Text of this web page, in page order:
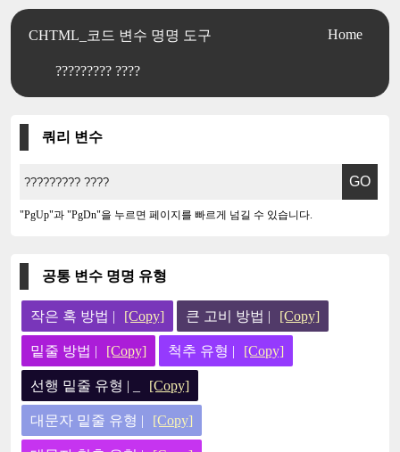
CHTML_코드 변수 명명 도구
????????? ????
Home
쿼리 변수
"PgUp"과 "PgDn"을 누르면 페이지를 빠르게 넘길 수 있습니다.
공통 변수 명명 유형
작은 혹 방법 | [Copy] 큰 고비 방법 | [Copy]
밑줄 방법 | [Copy] 척추 유형 | [Copy]
선행 밑줄 유형 | _ [Copy]
대문자 밑줄 유형 | [Copy]